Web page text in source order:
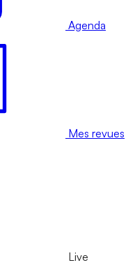
Agenda
Mes revues
Live